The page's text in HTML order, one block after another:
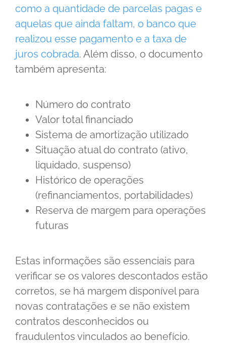
como a quantidade de parcelas pagas e
aquelas que ainda faltam, o banco que
realizou esse pagamento e a taxa de
juros cobrada. Além disso, o documento
também apresenta:
Número do contrato
Valor total financiado
Sistema de amortização utilizado
Situação atual do contrato (ativo,
liquidado, suspenso)
Histórico de operações
(refinanciamentos, portabilidades)
Reserva de margem para operações
futuras
Estas informações são essenciais para
verificar se os valores descontados estão
corretos, se há margem disponível para
novas contratações e se não existem
contratos desconhecidos ou
fraudulentos vinculados ao benefício.